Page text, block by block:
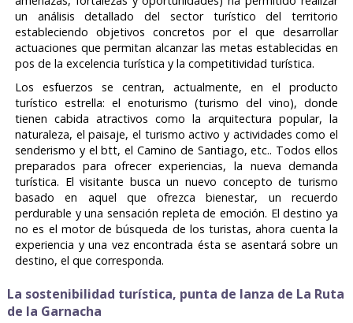
un análisis detallado del sector turístico del territorio
estableciendo objetivos concretos por el que desarrollar
actuaciones que permitan alcanzar las metas establecidas en
pos de la excelencia turística y la competitividad turística.
Los esfuerzos se centran, actualmente, en el producto
turístico estrella: el enoturismo (turismo del vino), donde
tienen cabida atractivos como la arquitectura popular, la
naturaleza, el paisaje, el turismo activo y actividades como el
senderismo y el btt, el Camino de Santiago, etc.. Todos ellos
preparados para ofrecer experiencias, la nueva demanda
turística. El visitante busca un nuevo concepto de turismo
basado en aquel que ofrezca bienestar, un recuerdo
perdurable y una sensación repleta de emoción. El destino ya
no es el motor de búsqueda de los turistas, ahora cuenta la
experiencia y una vez encontrada ésta se asentará sobre un
destino, el que corresponda.
La sostenibilidad turística, punta de lanza de La Ruta
de la Garnacha